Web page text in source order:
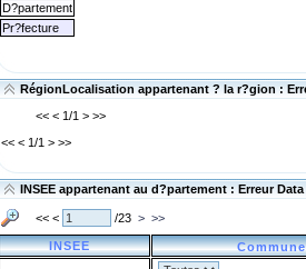
D?partement
Pr?fecture
RégionLocalisation appartenant ? la r?gion :
<< < 1/1 > >>
<< < 1/1 > >>
INSEE appartenant au d?partement : Erreur
<< < /23 > >>
INSEE